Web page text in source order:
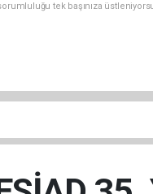
tek başınıza